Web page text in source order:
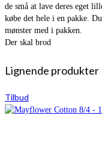
de små at lave deres eget
købe det hele i en pakke.
mønster med i pakken.
Der skal brod
Lignende produkter
Tilbud